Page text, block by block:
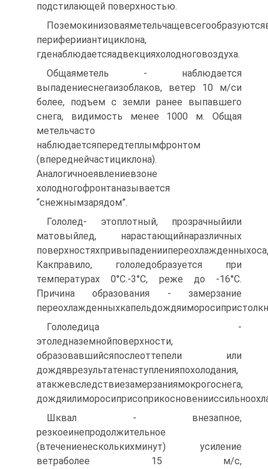
подстилающей поверхностью.
периферииантициклона,
гденаблюдаетсяадвекцияхолодноговоздуха.
Общаяметель - наблюдается
выпадениеснегаизоблаков, ветер 10 м/си
более, подъем с земли ранее выпавшего
снега, видимость менее 1000 м. Общая
метельчасто
наблюдаетсяпередтеплымфронтом
(впереднейчастициклона).
Аналогичноеявлениевзоне
холодногофронтаназывается
“снежнымзарядом”.
Гололед- этоплотный, прозрачныйили
матовыйлед, нарастающийнаразличных
Какправило, гололедобразуется при
температурах 0°С.-3°С, реже до -16°С.
Причина образования - замерзание
Гололедица -
этоледназемнойповерхности,
образовавшийсяпослеоттепели или
дождяврезультатенаступленияпохолодания,
атакжевследствиезамерзаниямокрогоснега,
Шквал - внезапное,
резкоеинепродолжительное
(втечениенесколькихминут) усиление
ветраболее 15 м/с,